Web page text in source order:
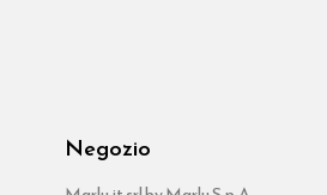
Negozio